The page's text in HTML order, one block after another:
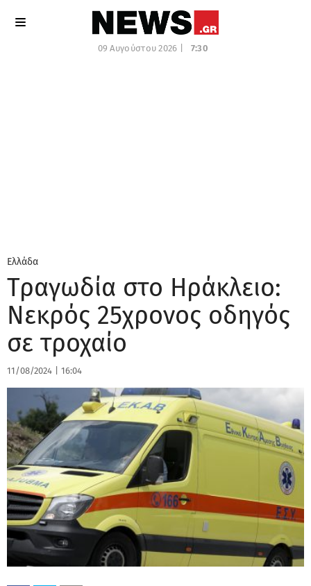
09 Αυγούστου 2026 | 7:30
Ελλάδα
Τραγωδία στο Ηράκλειο:
Νεκρός 25χρονος οδηγός
σε τροχαίο
11/08/2024 16:04